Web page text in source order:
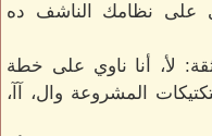
على نظامك الناشف ده
لأ، أنا ناوي على خطة
المشروعة وال، آآ،